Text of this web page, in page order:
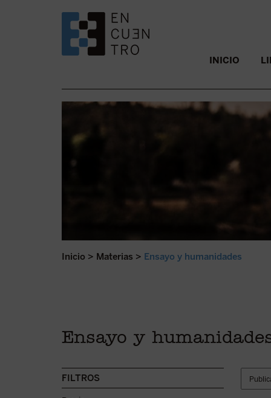
SALTAR AL CONTENIDO. INICIO
Inicio > Materias > Ensayo y humanidades
Ensayo y
FILTROS